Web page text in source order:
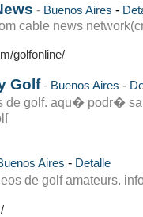
- Buenos Aires -
cable news
golfonline/
Golf - Buenos Aires -
de golf. aqu� podr�
Aires - Detalle
de golf amateurs.